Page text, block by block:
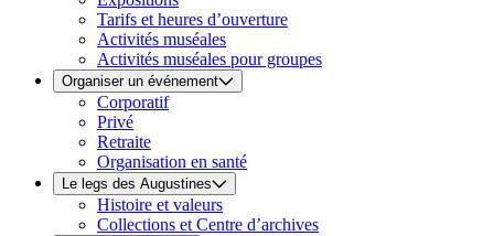
Tarifs et heures d’ouverture
Activités muséales
Activités muséales pour groupes
Organiser un événement
Corporatif
Privé
Retraite
Organisation en santé
Le legs des Augustines
Histoire et valeurs
Collections et Centre d’archives